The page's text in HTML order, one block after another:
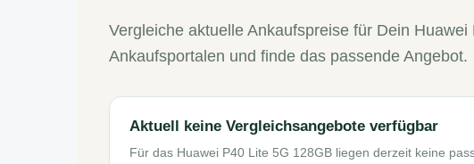
Vergleiche aktuelle Ankaufspreise für Dein
Ankaufsportalen und finde das passende Angebot.
Aktuell keine Vergleichsangebote verfügbar
Für das Huawei P40 Lite 5G 128GB liegen derzeit keine